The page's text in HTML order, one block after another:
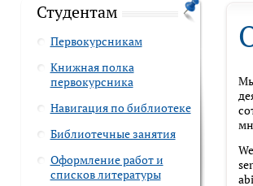
Студентам
Первокурсникам
Книжная полка
первокурсника
Навигация по библиотеке
Библиотечные занятия
Оформление работ и
списков литературы